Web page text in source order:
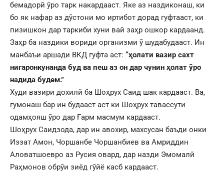
бемадорӣ ӯро тарк накардааст. Яке аз наздиконаш, ки
бо як нафар аз дӯстони мо иртибот дорад гуфтааст, ки
пизишкон дар таркиби хуни вай заҳр ошкор кардаанд.
Заҳр ба наздики вориди организми ӯ шудабудааст. Ин
манбаъи аршади ВКД гуфта аст: “ҳолати вазир сахт
нигаронкунанда буд ва пеш аз он дар чунин ҳолат ӯро
надида будем.”
Худи вазири дохилӣ ба Шоҳрух Саид шак кардааст. Ва,
гумонаш бар ин будааст аст ки Шоҳрух тавассути
одамҳояш ӯро дар Ғарм масмум кардааст.
Шоҳрух Саидзода, дар ин авохир, махсусан баъди онки
Иззат Амон, Чоршанбе Чоршанбиев ва Амриддин
Аловатшоевро аз Русия овард, дар назди Эмомалӣ
Раҳмонов обрӯи зиёд гӯйё касб кардааст.